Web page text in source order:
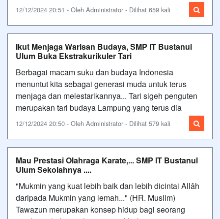
12/12/2024 20:51 - Oleh Administrator - Dilihat 659 kali
Ikut Menjaga Warisan Budaya, SMP IT Bustanul
Ulum Buka Ekstrakurikuler Tari
Berbagai macam suku dan budaya Indonesia
menuntut kita sebagai generasi muda untuk terus
menjaga dan melestarikannya... Tari sigeh penguten
merupakan tari budaya Lampung yang terus dia
12/12/2024 20:50 - Oleh Administrator - Dilihat 579 kali
Mau Prestasi Olahraga Karate,... SMP IT Bustanul
Ulum Sekolahnya ....
"Mukmin yang kuat lebih baik dan lebih dicintai Allâh
daripada Mukmin yang lemah..." (HR. Muslim)
Tawazun merupakan konsep hidup bagi seorang